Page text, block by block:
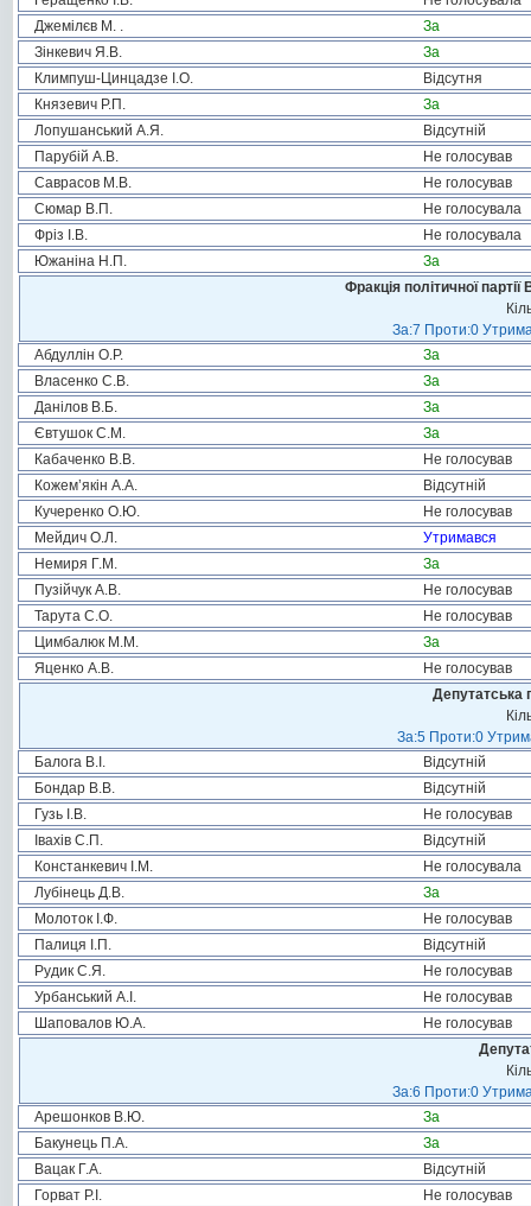
Джемілєв М. .
За
Зінкевич Я.В.
За
Климпуш-Цинцадзе І.О.
Відсутня
Князевич Р.П.
За
Лопушанський А.Я.
Відсутній
Парубій А.В.
Не голосував
Саврасов М.В.
Не голосував
Сюмар В.П.
Не голосувала
Фріз І.В.
Не голосувала
Южаніна Н.П.
За
Фракція політичної
За:7 Проти:0
Абдуллін О.Р.
За
Власенко С.В.
За
Данілов В.Б.
За
Євтушок С.М.
За
Кабаченко В.В.
Не голосував
Кожем’якін А.А.
Відсутній
Кучеренко О.Ю.
Не голосував
Мейдич О.Л.
Утримався
Немиря Г.М.
За
Пузійчук А.В.
Не голосував
Тарута С.О.
Не голосував
Цимбалюк М.М.
За
Яценко А.В.
Не голосував
Депутатська
За:5 Проти:0
Балога В.І.
Відсутній
Бондар В.В.
Відсутній
Гузь І.В.
Не голосував
Івахів С.П.
Відсутній
Констанкевич І.М.
Не голосувала
Лубінець Д.В.
За
Молоток І.Ф.
Не голосував
Палиця І.П.
Відсутній
Рудик С.Я.
Не голосував
Урбанський А.І.
Не голосував
Шаповалов Ю.А.
Не голосував
За:6 Проти:0
Арешонков В.Ю.
За
Бакунець П.А.
За
Вацак Г.А.
Відсутній
Горват Р.І.
Не голосував